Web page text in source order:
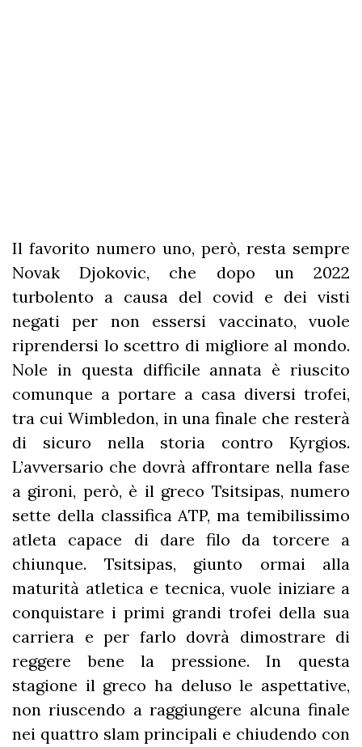
Il favorito numero uno, però, resta sempre
Novak Djokovic, che dopo un 2022
turbolento a causa del covid e dei visti
negati per non essersi vaccinato, vuole
riprendersi lo scettro di migliore al mondo.
Nole in questa difficile annata è riuscito
comunque a portare a casa diversi trofei,
tra cui Wimbledon, in una finale che resterà
di sicuro nella storia contro Kyrgios.
L’avversario che dovrà affrontare nella fase
a gironi, però, è il greco Tsitsipas, numero
sette della classifica ATP, ma temibilissimo
atleta capace di dare filo da torcere a
chiunque. Tsitsipas, giunto ormai alla
maturità atletica e tecnica, vuole iniziare a
conquistare i primi grandi trofei della sua
carriera e per farlo dovrà dimostrare di
reggere bene la pressione. In questa
stagione il greco ha deluso le aspettative,
non riuscendo a raggiungere alcuna finale
nei quattro slam principali e chiudendo con